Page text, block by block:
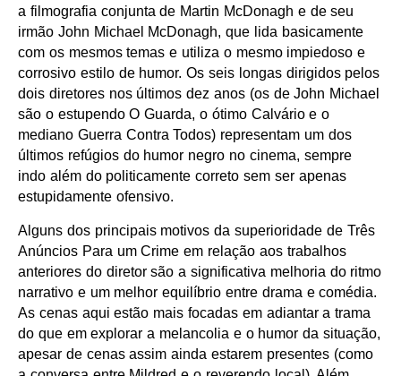
a filmografia conjunta de Martin McDonagh e de seu
irmão John Michael McDonagh, que lida basicamente
com os mesmos temas e utiliza o mesmo impiedoso e
corrosivo estilo de humor. Os seis longas dirigidos pelos
dois diretores nos últimos dez anos (os de John Michael
são o estupendo O Guarda, o ótimo Calvário e o
mediano Guerra Contra Todos) representam um dos
últimos refúgios do humor negro no cinema, sempre
indo além do politicamente correto sem ser apenas
estupidamente ofensivo.
Alguns dos principais motivos da superioridade de Três
Anúncios Para um Crime em relação aos trabalhos
anteriores do diretor são a significativa melhoria do ritmo
narrativo e um melhor equilíbrio entre drama e comédia.
As cenas aqui estão mais focadas em adiantar a trama
do que em explorar a melancolia e o humor da situação,
apesar de cenas assim ainda estarem presentes (como